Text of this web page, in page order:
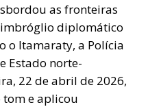
as fronteiras
diplomático
o Itamaraty, a Polícia
Estado norte-
22 de abril de 2026,
e aplicou